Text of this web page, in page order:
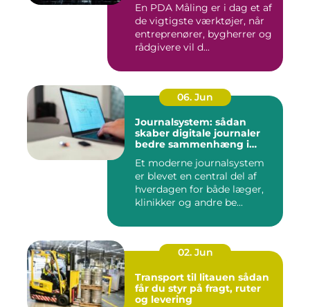
En PDA Måling er i dag et af
de vigtigste værktøjer, når
entreprenører, bygherrer og
rådgivere vil d...
06. Jun
Journalsystem: sådan
skaber digitale journaler
bedre sammenhæng i
Et moderne journalsystem
er blevet en central del af
hverdagen for både læger,
klinikker og andre be...
02. Jun
Transport til litauen sådan
får du styr på fragt, ruter
og levering